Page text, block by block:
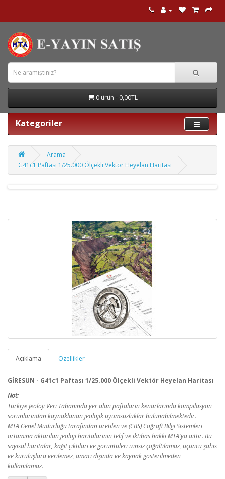
0 ürün - 0,00TL
Kategoriler
Arama
G41c1 Paftası 1/25.000 Ölçekli Vektör Heyelan Haritası
Açıklama Özellikler
GİRESUN - G41c1 Paftası 1/25.000 Ölçekli Vektör Heyelan Haritası
Not:
Türkiye Jeoloji Veri Tabanında yer alan paftaların kenarlarında kompilasyon
sorunlarından kaynaklanan jeolojik uyumsuzluklar bulunabilmektedir.
MTA Genel Müdürlüğü tarafından üretilen ve (CBS) Coğrafi Bilgi Sistemleri
ortamına aktarılan jeoloji haritalarının telif ve iktibas hakkı MTA'ya aittir. Bu
sayısal haritalar, kağıt çıktıları ve görüntüleri izinsiz çoğaltılamaz, üçüncü şahıs
ve kuruluşlara verilemez, amacı dışında ve kaynak gösterilmeden
kullanılamaz.